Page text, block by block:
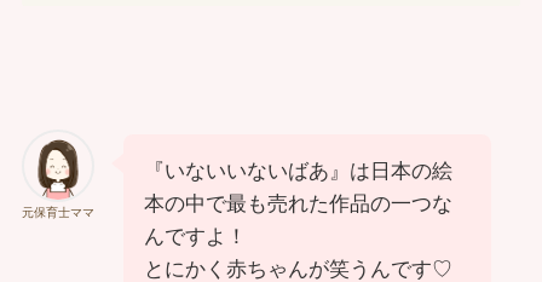
元保育士ママ
『いないいないばあ』は日本の絵
本の中で最も売れた作品の一つな
んですよ！
とにかく赤ちゃんが笑うんです♡